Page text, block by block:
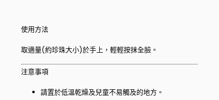
使用方法
取適量(約珍珠大小)於手上，輕輕按抹全臉。
注意事項
請置於低溫乾燥及兒童不易觸及的地方。